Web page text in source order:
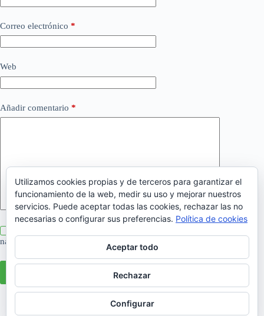
Correo electrónico *
Web
Añadir comentario *
navegador para la próxima vez que comente.
Utilizamos cookies propias y de terceros para garantizar el
funcionamiento de la web, medir su uso y mejorar nuestros
servicios. Puede aceptar todas las cookies, rechazar las no
necesarias o configurar sus preferencias. Política de cookies
Aceptar todo
Rechazar
Configurar